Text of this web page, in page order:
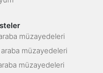
müzayedeleri
araba müzayedeleri
müzayedeleri